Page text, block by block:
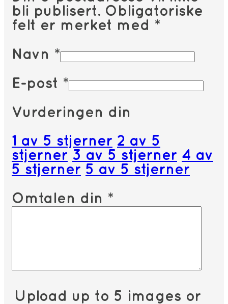
bli publisert. Obligatoriske
felt er merket med *
Navn *
E-post *
Vurderingen din
1 av 5 stjerner 2 av 5
stjerner 3 av 5 stjerner 4 av
5 stjerner 5 av 5 stjerner
Omtalen din *
Upload up to 5 images or